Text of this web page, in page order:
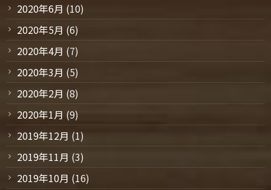
2020年6月 (10)
2020年5月 (6)
2020年4月 (7)
2020年3月 (5)
2020年2月 (8)
2020年1月 (9)
2019年12月 (1)
2019年11月 (3)
2019年10月 (16)